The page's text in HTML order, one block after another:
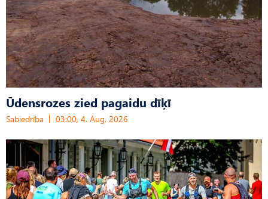
Ūdensrozes zied pagaidu dīķī
Sabiedrība 03:00, 4. Aug, 2026